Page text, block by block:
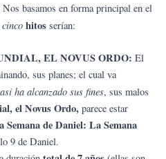
basamos en forma principal en el
cinco hitos serían:
EL NOVUS ORDO: El
sus planes; el cual va
ha alcanzado sus fines, sus malos
el Novus Ordo, parece estar
Semana de Daniel: La Semana
9 de Daniel.